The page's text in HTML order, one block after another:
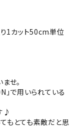
1カット50cm単位
せ。
で用いられている
♪
とても素敵だと思